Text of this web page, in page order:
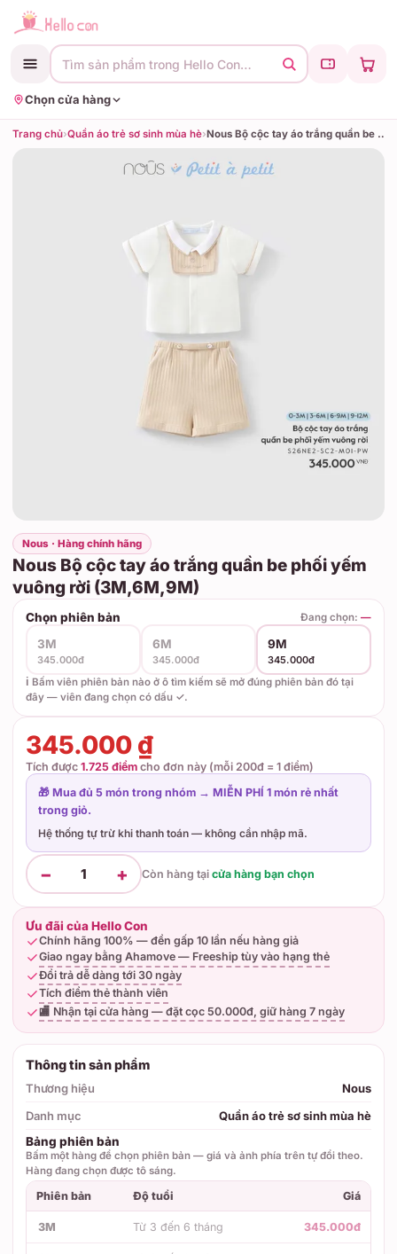
Tìm sản phẩm trong Hello Con…
Chọn cửa hàng
Trang chủ›Quần áo trẻ sơ sinh mùa hè› Nous Bộ cộc tay áo trắng quần be phối yếm vuông rời (3M,6M,9M)
Nous · Hàng chính hãng
Nous Bộ cộc tay áo trắng quần be phối yếm
vuông rời (3M,6M,9M)
Chọn phiên bản Đang chọn: —
3M
345.000đ
6M
345.000đ
9M
345.000đ
ℹ️ Bấm viên phiên bản nào ở ô tìm kiếm sẽ mở đúng phiên bản đó tại
đây — viên đang chọn có dấu ✓.
345.000 ₫
Tích được 1.725 điểm cho đơn này (mỗi 200đ = 1 điểm)
🎁 Mua đủ 5 món trong nhóm → MIỄN PHÍ 1 món rẻ nhất
trong giỏ.
Hệ thống tự trừ khi thanh toán — không cần nhập mã.
− 1 + Còn hàng tại cửa hàng bạn chọn
Ưu đãi của Hello Con
Chính hãng 100% — đền gấp 10 lần nếu hàng giả
Giao ngay bằng Ahamove — Freeship tùy vào hạng thẻ
Đổi trả dễ dàng tới 30 ngày
Tích điểm thẻ thành viên
🏬 Nhận tại cửa hàng — đặt cọc 50.000đ, giữ hàng 7 ngày
Thông tin sản phẩm
Thương hiệu
Nous
Danh mục
Quần áo trẻ sơ sinh mùa hè
Bảng phiên bản
Bấm một hàng để chọn phiên bản — giá và ảnh phía trên tự đổi theo.
Hàng đang chọn được tô sáng.
Phiên bản Độ tuổi Giá
3M Từ 3 đến 6 tháng 345.000đ